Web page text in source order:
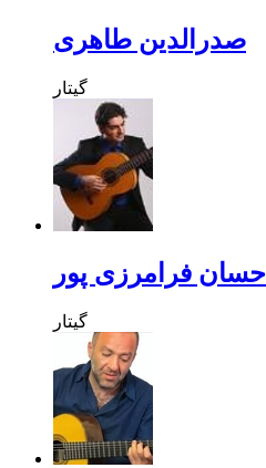
صدرالدین طاهری
گیتار
احسان فرامرزی پور
گیتار